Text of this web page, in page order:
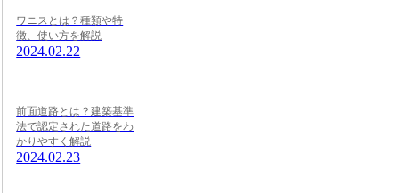
ワニスとは？種類や特
徴、使い方を解説
2024.02.22
前面道路とは？建築基準
法で認定された道路をわ
かりやすく解説
2024.02.23